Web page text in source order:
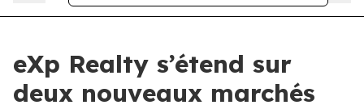
eXp Realty s’étend sur
deux nouveaux marchés